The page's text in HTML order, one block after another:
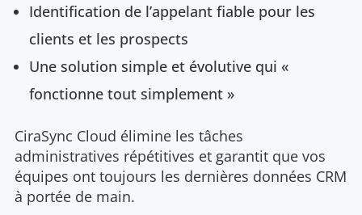
Identification de l’appelant fiable pour les
clients et les prospects
Une solution simple et évolutive qui «
fonctionne tout simplement »
CiraSync Cloud élimine les tâches
administratives répétitives et garantit que vos
équipes ont toujours les dernières données CRM
à portée de main.